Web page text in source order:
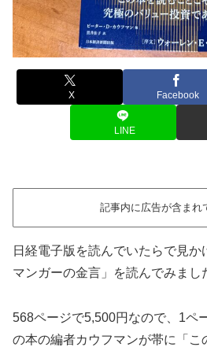
X Facebook
LINE
記事内に広告が含まれ
日経電子版を読んでいたらで見か
マンガーの金言」を読んでみまし
568ページで5,500円なので、1ペ
の本の編者カウフマンが帯に「こ